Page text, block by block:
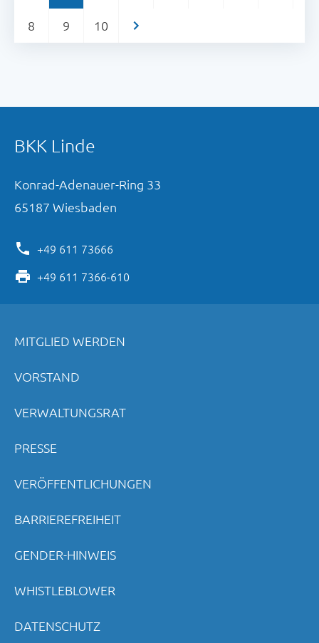
8 9 10 >
BKK Linde
Konrad-Adenauer-Ring 33
65187 Wiesbaden
+49 611 73666
+49 611 7366-610
MITGLIED WERDEN
VORSTAND
VERWALTUNGSRAT
PRESSE
VERÖFFENTLICHUNGEN
BARRIEREFREIHEIT
GENDER-HINWEIS
WHISTLEBLOWER
DATENSCHUTZ